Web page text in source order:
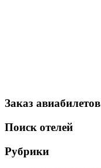
Заказ авиабилетов
Поиск отелей
Рубрики